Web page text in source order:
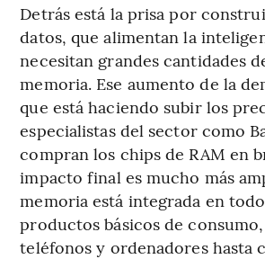
Detrás está la prisa por
datos, que alimentan la
necesitan grandes cantidades
memoria. Ese aumento de la
que está haciendo subir los
especialistas del sector como
compran los chips de RAM en
impacto final es mucho más
memoria está integrada en
productos básicos de
teléfonos y ordenadores hasta